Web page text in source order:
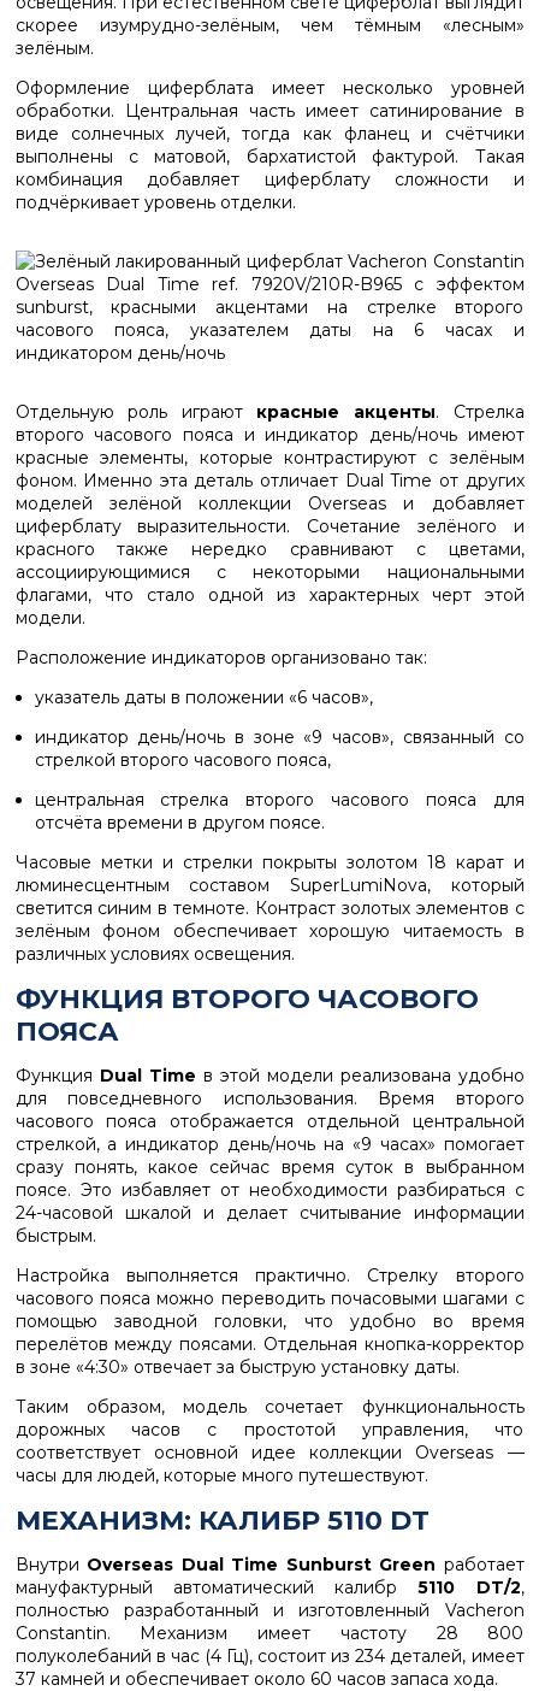
скорее изумрудно-зелёным, чем тёмным «лесным»
зелёным.
Оформление циферблата имеет несколько уровней
обработки. Центральная часть имеет сатинирование в
виде солнечных лучей, тогда как фланец и счётчики
выполнены с матовой, бархатистой фактурой. Такая
комбинация добавляет циферблату сложности и
подчёркивает уровень отделки.
Отдельную роль играют красные акценты. Стрелка
второго часового пояса и индикатор день/ночь имеют
красные элементы, которые контрастируют с зелёным
фоном. Именно эта деталь отличает Dual Time от других
моделей зелёной коллекции Overseas и добавляет
циферблату выразительности. Сочетание зелёного и
красного также нередко сравнивают с цветами,
ассоциирующимися с некоторыми национальными
флагами, что стало одной из характерных черт этой
модели.
Расположение индикаторов организовано так:
указатель даты в положении «6 часов»,
индикатор день/ночь в зоне «9 часов», связанный со
стрелкой второго часового пояса,
центральная стрелка второго часового пояса для
отсчёта времени в другом поясе.
Часовые метки и стрелки покрыты золотом 18 карат и
люминесцентным составом SuperLumiNova, который
светится синим в темноте. Контраст золотых элементов с
зелёным фоном обеспечивает хорошую читаемость в
различных условиях освещения.
ФУНКЦИЯ ВТОРОГО ЧАСОВОГО
ПОЯСА
Функция Dual Time в этой модели реализована удобно
для повседневного использования. Время второго
часового пояса отображается отдельной центральной
стрелкой, а индикатор день/ночь на «9 часах» помогает
сразу понять, какое сейчас время суток в выбранном
поясе. Это избавляет от необходимости разбираться с
24-часовой шкалой и делает считывание информации
быстрым.
Настройка выполняется практично. Стрелку второго
часового пояса можно переводить почасовыми шагами с
помощью заводной головки, что удобно во время
перелётов между поясами. Отдельная кнопка-корректор
в зоне «4:30» отвечает за быструю установку даты.
Таким образом, модель сочетает функциональность
дорожных часов с простотой управления, что
соответствует основной идее коллекции Overseas —
часы для людей, которые много путешествуют.
МЕХАНИЗМ: КАЛИБР 5110 DT
Внутри Overseas Dual Time Sunburst Green работает
мануфактурный автоматический калибр5110 DT/2,
полностью разработанный и изготовленный Vacheron
Constantin. Механизм имеет частоту 28 800
полуколебаний в час (4 Гц), состоит из 234 деталей, имеет
37 камней и обеспечивает около 60 часов запаса хода.